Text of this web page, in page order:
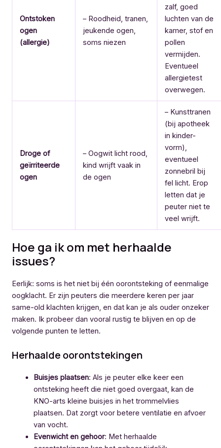
Ontstoken
ogen
(allergie)
– Roodheid, tranen,
jeukende ogen,
soms niezen
zalf, goed
luchten van de
kamer, stof en
pollen
vermijden.
Eventueel
allergietest
overwegen.
Droge of
geïrriteerde
ogen
– Oogwit licht rood,
kind wrijft vaak in
de ogen
– Kunsttranen
(bij apotheek
in kinder-
vorm),
eventueel
zonnebril bij
fel licht. Erop
letten dat je
peuter niet te
veel wrijft.
Hoe ga ik om met herhaalde
issues?
Eerlijk: soms is het niet bij één oorontsteking of eenmalige
oogklacht. Er zijn peuters die meerdere keren per jaar
same-old klachten krijgen, en dat kan je als ouder onzeker
maken. Ik probeer dan vooral rustig te blijven en op de
volgende punten te letten.
Herhaalde oorontstekingen
Buisjes plaatsen: Als je peuter elke keer een
ontsteking heeft die niet goed overgaat, kan de
KNO-arts kleine buisjes in het trommelvlies
plaatsen. Dat zorgt voor betere ventilatie en afvoer
van vocht.
Evenwicht en gehoor: Met herhaalde